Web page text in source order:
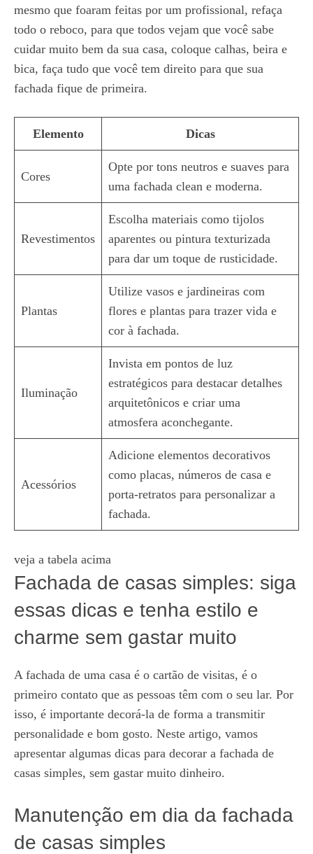
mesmo que foaram feitas por um profissional, refaça
todo o reboco, para que todos vejam que você sabe
cuidar muito bem da sua casa, coloque calhas, beira e
bica, faça tudo que você tem direito para que sua
fachada fique de primeira.
Elemento Dicas
Cores
Opte por tons neutros e suaves para
uma fachada clean e moderna.
Revestimentos
Escolha materiais como tijolos
aparentes ou pintura texturizada
para dar um toque de rusticidade.
Plantas
Utilize vasos e jardineiras com
flores e plantas para trazer vida e
cor à fachada.
Iluminação
Invista em pontos de luz
estratégicos para destacar detalhes
arquitetônicos e criar uma
atmosfera aconchegante.
Acessórios
Adicione elementos decorativos
como placas, números de casa e
porta-retratos para personalizar a
fachada.
veja a tabela acima
Fachada de casas simples: siga
essas dicas e tenha estilo e
charme sem gastar muito
A fachada de uma casa é o cartão de visitas, é o
primeiro contato que as pessoas têm com o seu lar. Por
isso, é importante decorá-la de forma a transmitir
personalidade e bom gosto. Neste artigo, vamos
apresentar algumas dicas para decorar a fachada de
casas simples, sem gastar muito dinheiro.
Manutenção em dia da fachada
de casas simples